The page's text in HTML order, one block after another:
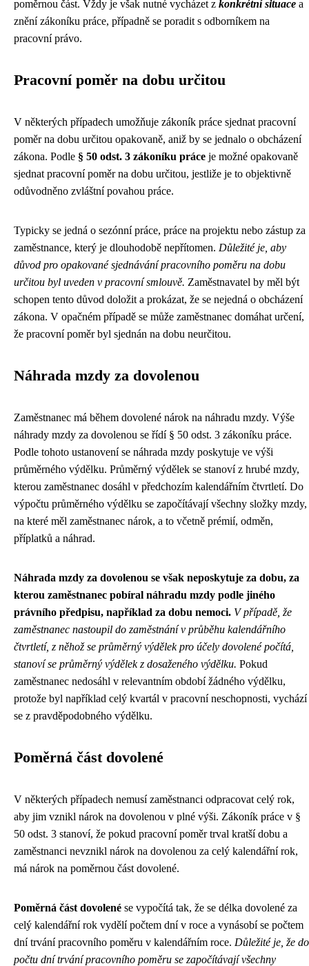
poměrnou část. Vždy je však nutné vycházet z konkrétní situace a
znění zákoníku práce, případně se poradit s odborníkem na
pracovní právo.
Pracovní poměr na dobu určitou
V některých případech umožňuje zákoník práce sjednat pracovní
poměr na dobu určitou opakovaně, aniž by se jednalo o obcházení
zákona. Podle § 50 odst. 3 zákoníku práce je možné opakovaně
sjednat pracovní poměr na dobu určitou, jestliže je to objektivně
odůvodněno zvláštní povahou práce.
Typicky se jedná o sezónní práce, práce na projektu nebo zástup za
zaměstnance, který je dlouhodobě nepřítomen. Důležité je, aby
důvod pro opakované sjednávání pracovního poměru na dobu
určitou byl uveden v pracovní smlouvě. Zaměstnavatel by měl být
schopen tento důvod doložit a prokázat, že se nejedná o obcházení
zákona. V opačném případě se může zaměstnanec domáhat určení,
že pracovní poměr byl sjednán na dobu neurčitou.
Náhrada mzdy za dovolenou
Zaměstnanec má během dovolené nárok na náhradu mzdy. Výše
náhrady mzdy za dovolenou se řídí § 50 odst. 3 zákoníku práce.
Podle tohoto ustanovení se náhrada mzdy poskytuje ve výši
průměrného výdělku. Průměrný výdělek se stanoví z hrubé mzdy,
kterou zaměstnanec dosáhl v předchozím kalendářním čtvrtletí. Do
výpočtu průměrného výdělku se započítávají všechny složky mzdy,
na které měl zaměstnanec nárok, a to včetně prémií, odměn,
příplatků a náhrad.
Náhrada mzdy za dovolenou se však neposkytuje za dobu, za
kterou zaměstnanec pobíral náhradu mzdy podle jiného
právního předpisu, například za dobu nemoci. V případě, že
zaměstnanec nastoupil do zaměstnání v průběhu kalendářního
čtvrtletí, z něhož se průměrný výdělek pro účely dovolené počítá,
stanoví se průměrný výdělek z dosaženého výdělku. Pokud
zaměstnanec nedosáhl v relevantním období žádného výdělku,
protože byl například celý kvartál v pracovní neschopnosti, vychází
se z pravděpodobného výdělku.
Poměrná část dovolené
V některých případech nemusí zaměstnanci odpracovat celý rok,
aby jim vznikl nárok na dovolenou v plné výši. Zákoník práce v §
50 odst. 3 stanoví, že pokud pracovní poměr trval kratší dobu a
zaměstnanci nevznikl nárok na dovolenou za celý kalendářní rok,
má nárok na poměrnou část dovolené.
Poměrná část dovolené se vypočítá tak, že se délka dovolené za
celý kalendářní rok vydělí počtem dní v roce a vynásobí se počtem
dní trvání pracovního poměru v kalendářním roce. Důležité je, že do
počtu dní trvání pracovního poměru se započítávají všechny